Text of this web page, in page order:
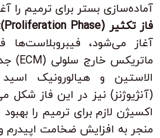
آماده‌سازی بستر برای ترمیم را
فاز تکثیر (Proliferation Phase):
آغاز می‌شود،
الاستین و هیالورونیک
(آنژیوژنز) نیز در این فاز شکل
اکسیژن لازم برای ترمیم را
منجر به افزایش ضخامت اپیدرم